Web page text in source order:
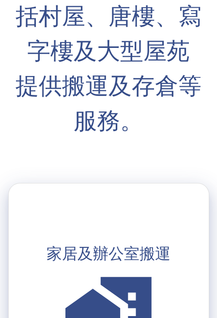
括村屋、唐樓、寫
字樓及大型屋苑
提供搬運及存倉等
服務。
家居及辦公室搬運